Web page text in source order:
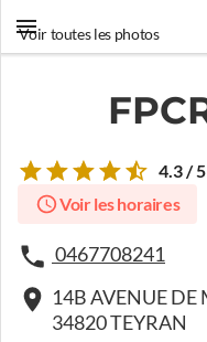
Voir toutes les photos
4.3 / 5
Voir les horaires
0467708241
14B AVENUE DE
34820 TEYRAN